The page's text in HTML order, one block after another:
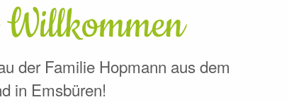
der Familie Hopmann aus dem
in Emsbüren!